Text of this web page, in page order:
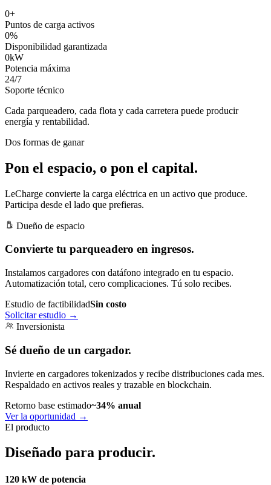
0+
Puntos de carga activos
0%
Disponibilidad garantizada
0kW
Potencia máxima
24/7
Soporte técnico
Cada parqueadero, cada flota y cada carretera puede producir
energía y rentabilidad.
Dos formas de ganar
Pon el espacio, o pon el capital.
LeCharge convierte la carga eléctrica en un activo que produce.
Participa desde el lado que prefieras.
Dueño de espacio
Convierte tu parqueadero en ingresos.
Instalamos cargadores con datáfono integrado en tu espacio.
Automatización total, cero complicaciones. Tú solo recibes.
Estudio de factibilidadSin costo
Solicitar estudio →
Inversionista
Sé dueño de un cargador.
Invierte en cargadores tokenizados y recibe distribuciones cada mes.
Respaldado en activos reales y trazable en blockchain.
Retorno base estimado~34% anual
Ver la oportunidad →
El producto
Diseñado para producir.
120 kW de potencia